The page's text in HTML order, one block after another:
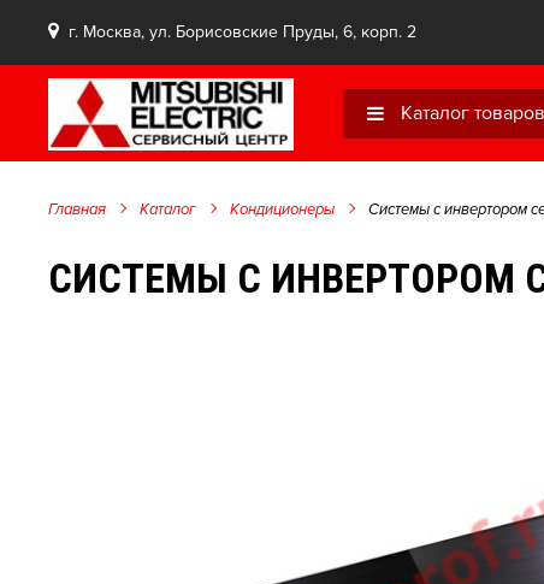
г. Москва, ул. Борисовские Пруды, 6, корп. 2
Каталог товаров
Главная Каталог Кондиционеры Системы с инвертором
СИСТЕМЫ С ИНВЕРТОРОМ